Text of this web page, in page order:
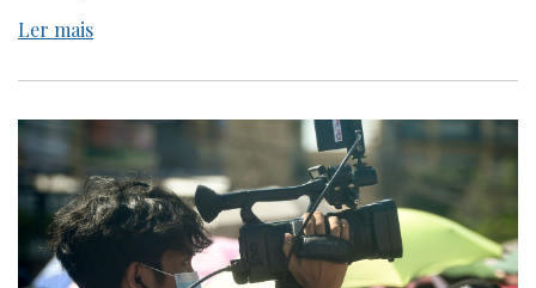
Ler mais